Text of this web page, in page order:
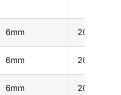
6mm 20N-120N
6mm 20N-120N
6mm 20N-300N